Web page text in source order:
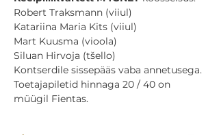
Robert Traksmann (viiul)
Katariina Maria Kits (viiul)
Mart Kuusma (vioola)
Siluan Hirvoja (tšello)
Kontserdile sissepääs vaba annetusega.
Toetajapiletid hinnaga 20 / 40 on
müügil Fientas.